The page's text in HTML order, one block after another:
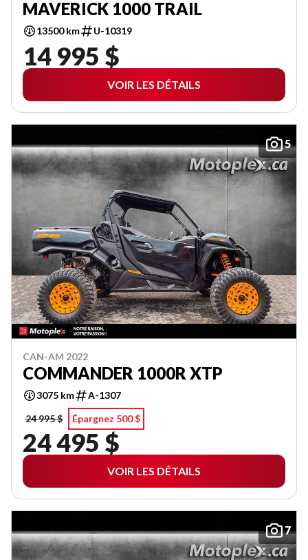
MAVERICK 1000 TRAIL
13500 km U-10319
14 995 $
VOIR LES DÉTAILS
5
CAN-AM 2022
COMMANDER 1000R XTP
3075 km
A-1307
24 995 $
Épargnez 500 $
24 495 $
VOIR LES DÉTAILS
7